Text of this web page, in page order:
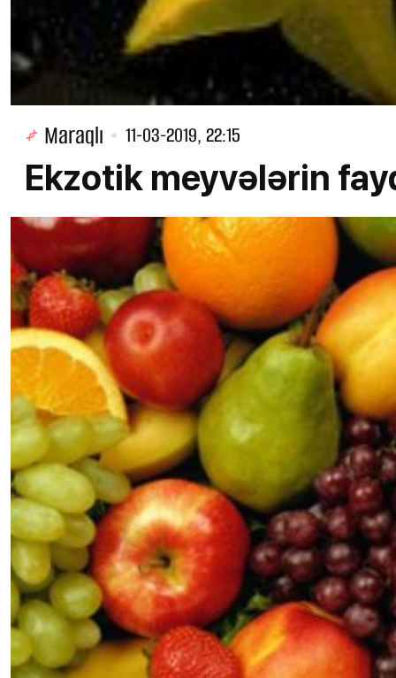
Maraqlı 11-03-2019, 22:15
Ekzotik meyvələrin